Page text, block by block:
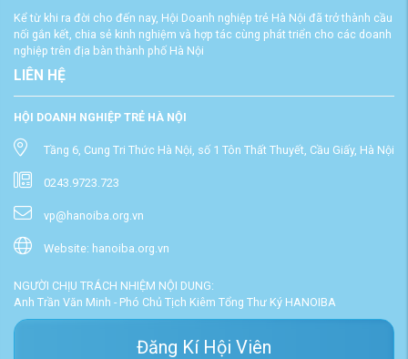
Kể từ khi ra đời cho đến nay, Hội Doanh nghiệp trẻ Hà Nội đã trở thành cầu
nối gắn kết, chia sẻ kinh nghiệm và hợp tác cùng phát triển cho các doanh
nghiệp trên địa bàn thành phố Hà Nội
LIÊN HỆ
HỘI DOANH NGHIỆP TRẺ HÀ NỘI
Tầng 6, Cung Tri Thức Hà Nội, số 1 Tôn Thất Thuyết, Cầu Giấy, Hà Nội
0243.9723.723
vp@hanoiba.org.vn
Website: hanoiba.org.vn
NGƯỜI CHỊU TRÁCH NHIỆM NỘI DUNG:
Anh Trần Văn Minh - Phó Chủ Tịch Kiêm Tổng Thư Ký HANOIBA
Đăng Kí Hội Viên